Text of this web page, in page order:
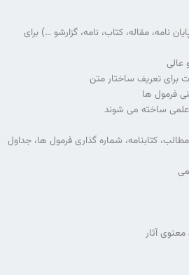
نامه، مقاله، کتاب، نامه، گزارشو …) برای
عالی
کتابنامه، شماره گذاری فرمول ها، جداول